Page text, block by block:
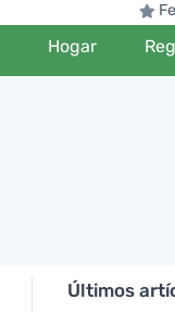
Hogar
Últimos